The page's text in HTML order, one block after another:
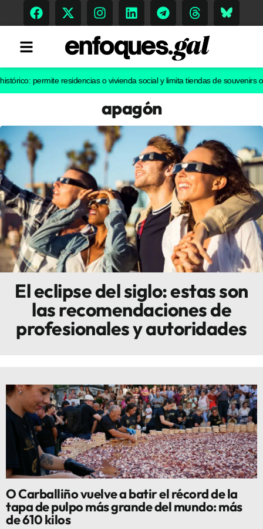
Memoria Histórica
Gastronomía
Escenarios
Sostenibilidad
Innova
permite residencias o vivienda social y limita tiendas de souvenirs o
apagón
El eclipse del siglo: estas son
las recomendaciones de
profesionales y autoridades
O Carballiño vuelve a batir el récord de la
tapa de pulpo más grande del mundo: más
de 610 kilos